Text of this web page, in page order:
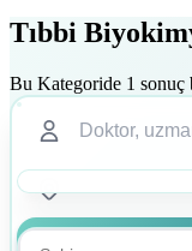
Tıbbi
Bu Kategoride 1 sonuç